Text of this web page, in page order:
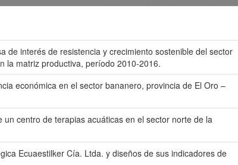
de interés de resistencia y crecimiento sostenible del sector
la matriz productiva, período 2010-2016.
económica en el sector bananero, provincia de El Oro –
un centro de terapias acuáticas en el sector norte de la
Ecuaestilker Cía. Ltda. y diseños de sus indicadores de